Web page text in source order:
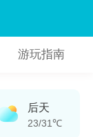
游玩指南
后天
23/31℃